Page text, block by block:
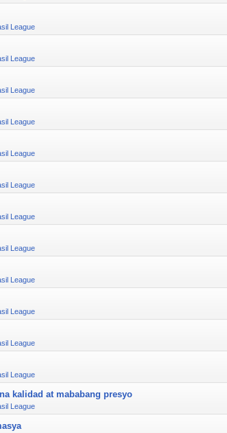
League
League
League
League
League
League
League
League
League
League
League
League
kalidad at mababang presyo
League